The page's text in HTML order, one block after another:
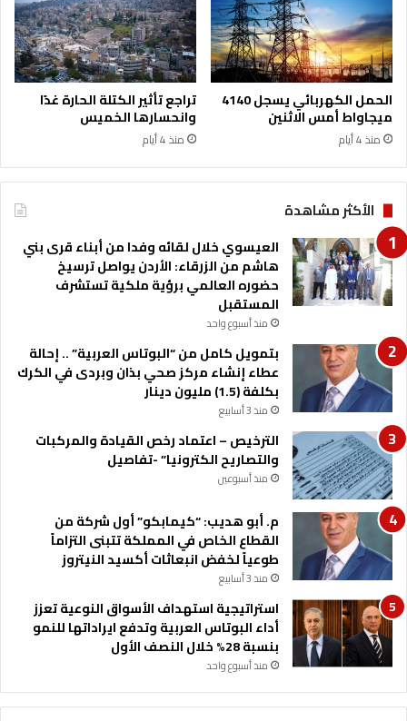
م
ت
ق
ا
ع
د
ة
ا
ل
م
ط
ل
ق
ة
و
ا
ت
ق
ا
ر
ي
ر
ا
ل
م
ا
ل
ة
ل
ا
س
ت
ا
م
ت
ح
د
ة
ب
ج
ن
ي
ف
ت
ح
ت
ف
ل
ب
ي
د
ل
ا
س
ت
ق
ل
ا
ل
الحمل الكهربائي يسجل 4140
ميجاواط أمس الاثنين
منذ 4 أيام
تراجع تأثير الكتلة الحارة غدًا
وانحسارها الخميس
منذ 4 أيام
الأكثر مشاهدة
العيسوي خلال لقائه وفدا من أبناء قرى بني
هاشم من الزرقاء: الأردن يواصل ترسيخ
حضوره العالمي برؤية ملكية تستشرف
المستقبل
منذ أسبوع واحد
بتمويل كامل من “البوتاس العربية” .. إحالة
عطاء إنشاء مركز صحي بذان وبردى في الكرك
بكلفة (1.5) مليون دينار
منذ 3 أسابيع
الترخيص – اعتماد رخص القيادة والمركبات
والتصاريح الكترونيا” -تفاصيل
منذ أسبوعين
م. أبو هديب: “كيمابكو” أول شركة من
القطاع الخاص في المملكة تتبنى التزاماً
طوعياً لخفض انبعاثات أكسيد النيتروز
منذ 3 أسابيع
استراتيجية استهداف الأسواق النوعية تعزز
أداء البوتاس العربية وتدفع ايراداتها للنمو
بنسبة 28% خلال النصف الأول
منذ أسبوع واحد